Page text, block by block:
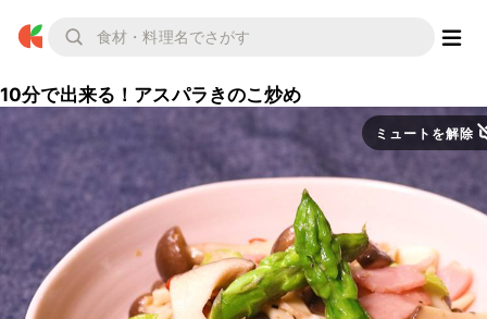
10分で出来る！アスパラきのこ炒め
ミュートを解除